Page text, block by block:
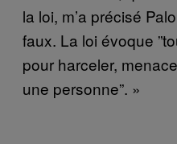
la loi, m’a précisé
faux. La loi évoque
pour harceler,
une personne”. »